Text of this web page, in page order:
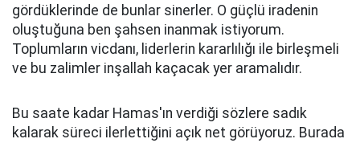
gördüklerinde de bunlar sinerler. O güçlü iradenin
oluştuğuna ben şahsen inanmak istiyorum.
Toplumların vicdanı, liderlerin kararlılığı ile birleşmeli
ve bu zalimler inşallah kaçacak yer aramalıdır.
Bu saate kadar Hamas'ın verdiği sözlere sadık
kalarak süreci ilerlettiğini açık net görüyoruz. Burada